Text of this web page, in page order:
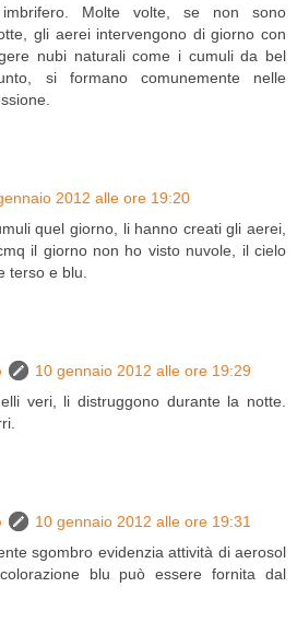
imbrifero. Molte volte, se non sono
gli aerei intervengono di giorno con
nubi naturali come i cumuli da bel
si formano comunemente nelle
2012 alle ore 19:20
quel giorno, li hanno creati gli aerei,
il giorno non ho visto nuvole, il cielo
terso e blu.
10 gennaio 2012 alle ore 19:29
veri, li distruggono durante la notte.
10 gennaio 2012 alle ore 19:31
sgombro evidenzia attività di aerosol
blu può essere fornita dal